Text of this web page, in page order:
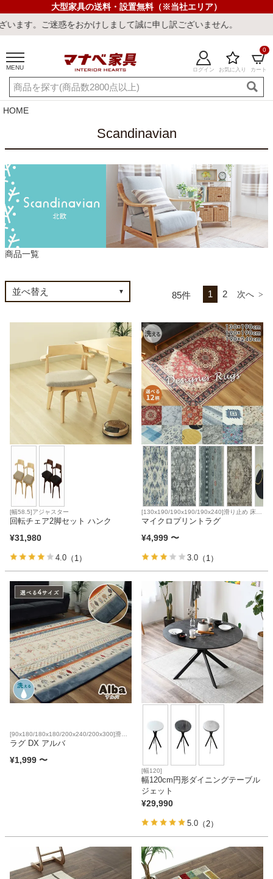
大型家具の送料・設置無料（※当社エリア）
し訳ございません。
MENU ログイン お気に入り カート
0
ご利用ガイド 新規会員登録
店舗一覧 閲覧履歴
キーワード・商品番号で探す
最短発送
ソファ
テレビ台・リビング家具
ダイニングテーブル・セット
椅子・チェア
食器棚・キッチン収納
収納家具
学習机
ホームオフィス
こたつ
カーテン
HOME
Scandinavian
商品一覧
85 1 2
[幅58.5]アジャスター
回転チェア2脚セット ハンク
¥31,980
4.0 （1）
[130x190/190x190/190x240]滑り止め 床暖
房対応
マイクロプリントラグ
¥4,999 〜
3.0 （1）
[90x180/180x180/200x240/200x300]滑り
止め 床暖房対応
ラグ DX アルバ
¥1,999 〜
[幅120]
幅120cm円形ダイニングテーブル
ジェット
¥29,990
5.0 （2）